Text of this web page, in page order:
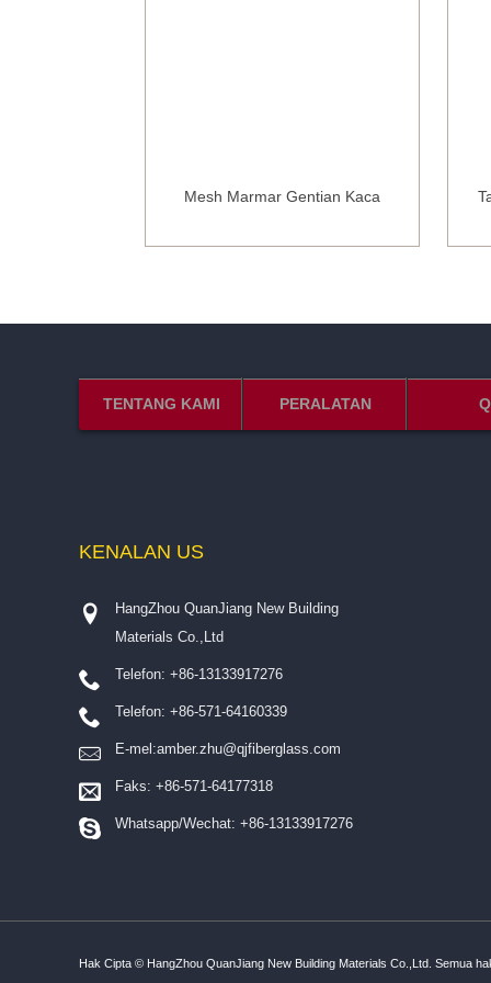
Mesh Marmar Gentian Kaca
TENTANG KAMI PERALATAN
KENALAN US
HangZhou QuanJiang New Building
Materials Co.,Ltd
Telefon: +86-13133917276
Telefon: +86-571-64160339
E-mel:amber.zhu@qjfiberglass.com
Faks: +86-571-64177318
Whatsapp/Wechat: +86-13133917276
Hak Cipta © HangZhou QuanJiang New Building Materials Co.,Ltd. Semua